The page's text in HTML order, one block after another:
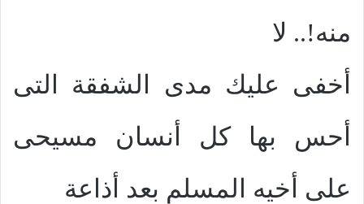
منه!.. لا
أخفى عليك مدى الشفقة التى
أحس بها كل أنسان مسيحى
على أخيه المسلم بعد أذاعة